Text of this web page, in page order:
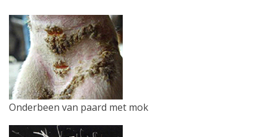
Onderbeen van paard met mok